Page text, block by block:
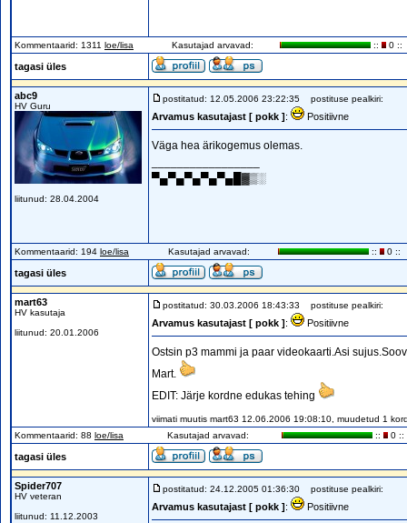
Kommentaarid: 1311 loe/lisa Kasutajad arvavad: :: 0 ::
tagasi üles
abc9
HV Guru
liitunud: 28.04.2004
postitatud: 12.05.2006 23:22:35 postituse pealkiri:
Arvamus kasutajast [ pokk ]: Positiivne
Väga hea ärikogemus olemas.
▀▄▀▄▀▄▀▄▀▄█▓▒░
Kommentaarid: 194 loe/lisa Kasutajad arvavad: :: 0 ::
tagasi üles
mart63
HV kasutaja
liitunud: 20.01.2006
postitatud: 30.03.2006 18:43:33 postituse pealkiri:
Arvamus kasutajast [ pokk ]: Positiivne
Ostsin p3 mammi ja paar videokaarti.Asi
Mart.
EDIT: Järje kordne edukas tehing
viimati muutis mart63 12.06.2006 19:08:10, muudetud 1
Kommentaarid: 88 loe/lisa Kasutajad arvavad: :: 0 ::
tagasi üles
Spider707
HV veteran
liitunud: 11.12.2003
postitatud: 24.12.2005 01:36:30 postituse pealkiri:
Arvamus kasutajast [ pokk ]: Positiivne